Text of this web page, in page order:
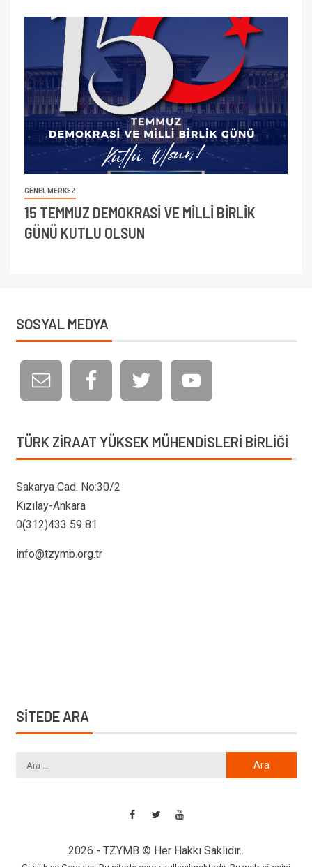
GENEL MERKEZ
15 TEMMUZ DEMOKRASİ VE MİLLİ BİRLİK
GÜNÜ KUTLU OLSUN
SOSYAL MEDYA
TÜRK ZIRAAT YÜKSEK MÜHENDISLERI BIRLIĞI
Sakarya Cad. No:30/2
Kızılay-Ankara
0(312)433 59 81
info@tzymb.org.tr
SİTEDE ARA
2026 - TZYMB © Her Hakkı Saklıdır..